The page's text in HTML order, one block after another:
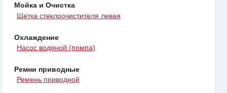
Мойка и Очистка
Щетка стеклоочистителя левая
Охлаждение
Насос водяной (помпа)
Ремни приводные
Ремень приводной